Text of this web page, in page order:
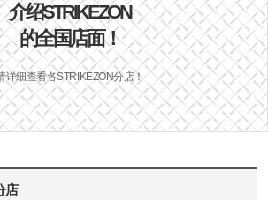
介绍STRIKEZON
的全国店面！
详细查看各STRIKEZON分店！
店